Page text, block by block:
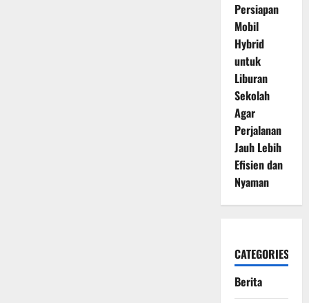
Persiapan
Mobil
Hybrid
untuk
Liburan
Sekolah
Agar
Perjalanan
Jauh Lebih
Efisien dan
Nyaman
CATEGORIES
Berita